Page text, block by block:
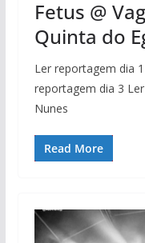
Fetus @
Quinta do
Ler reportagem dia
reportagem dia 3
Nunes
Read More